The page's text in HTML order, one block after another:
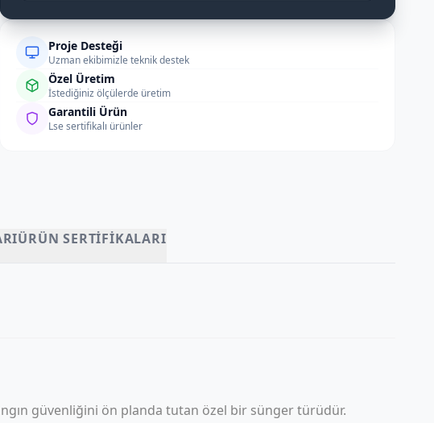
Proje Desteği
Uzman ekibimizle teknik destek
Özel Üretim
İstediğiniz ölçülerde üretim
Garantili Ürün
Lse sertifikalı ürünler
ÜRÜN SERTIFIKALARI
güvenliğini ön planda tutan özel bir sünger türüdür.